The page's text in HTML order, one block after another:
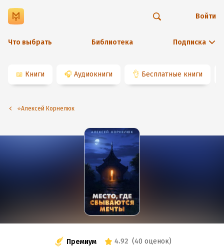
Что выбрать Библиотека Подписка
Войти
📖 Книги 🎧 Аудиокниги 👌 Бесплатные книги
⭐️Алексей Корнелюк
Премиум 4.92 (40 оценок)